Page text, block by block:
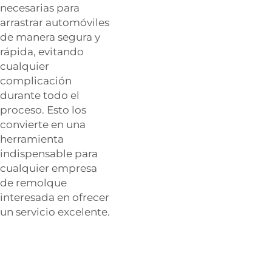
necesarias para
arrastrar automóviles
de manera segura y
rápida, evitando
cualquier
complicación
durante todo el
proceso. Esto los
convierte en una
herramienta
indispensable para
cualquier empresa
de remolque
interesada en ofrecer
un servicio excelente.